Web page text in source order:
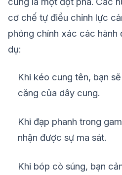
cơ chế tự điều chỉnh lực
phỏng chính xác các hành
dụ:
Khi kéo cung tên, bạn
căng của dây cung.
Khi đạp phanh trong
nhận được sự ma sát.
Khi bóp cò súng, bạn